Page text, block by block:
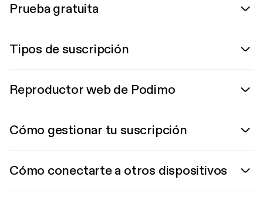
Prueba gratuita
Tipos de suscripción
Reproductor web de Podimo
Cómo gestionar tu suscripción
Cómo conectarte a otros dispositivos